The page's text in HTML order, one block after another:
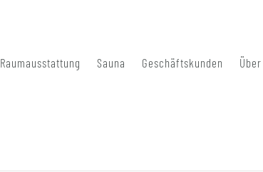
Raumausstattung Sauna Geschäftskunden